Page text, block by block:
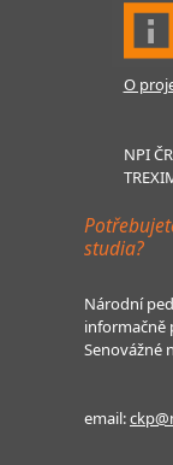
O
NPI
studia?
Národní
informačně
Senovážné
email: